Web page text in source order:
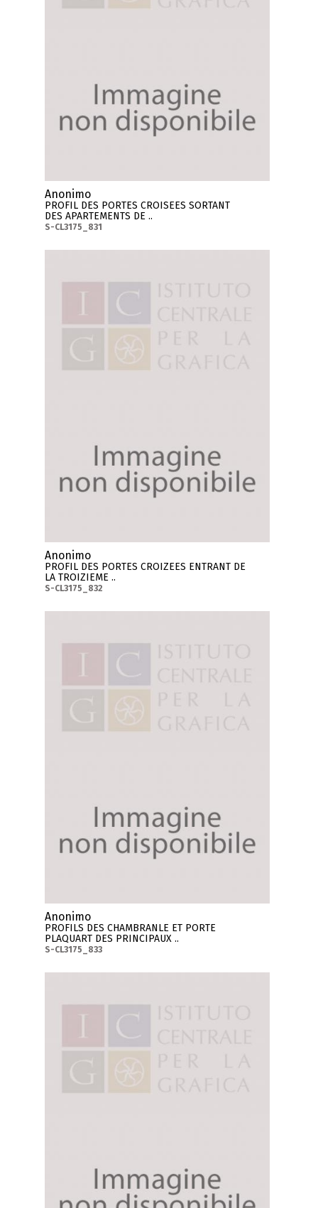
Anonimo
PROFIL DES PORTES CROISEES SORTANT
DES APARTEMENTS DE ..
S-CL3175_831
Anonimo
PROFIL DES PORTES CROIZEES ENTRANT DE
LA TROIZIEME ..
S-CL3175_832
Anonimo
PROFILS DES CHAMBRANLE ET PORTE
PLAQUART DES PRINCIPAUX ..
S-CL3175_833